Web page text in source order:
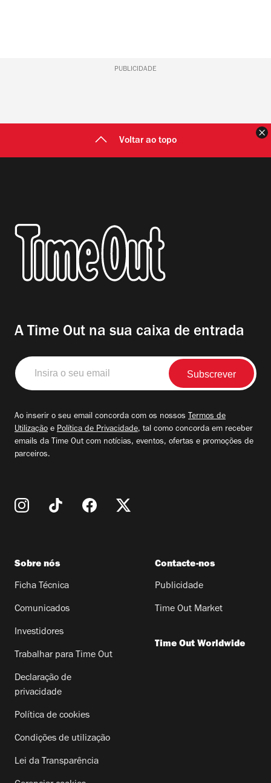
PUBLICIDADE
Voltar ao topo
A Time Out na sua caixa de entrada
Insira
o
seu
Ao inserir o seu email concorda com os nossos Termos de
Utilização e Política de Privacidade, tal como concorda em receber
emails da Time Out com notícias, eventos, ofertas e promoções de
parceiros.
Sobre nós
Ficha Técnica
Comunicados
Investidores
Trabalhar para Time Out
Declaração de
privacidade
Política de cookies
Condições de utilização
Lei da Transparência
Contacte-nos
Publicidade
Time Out Market
Time Out Worldwide